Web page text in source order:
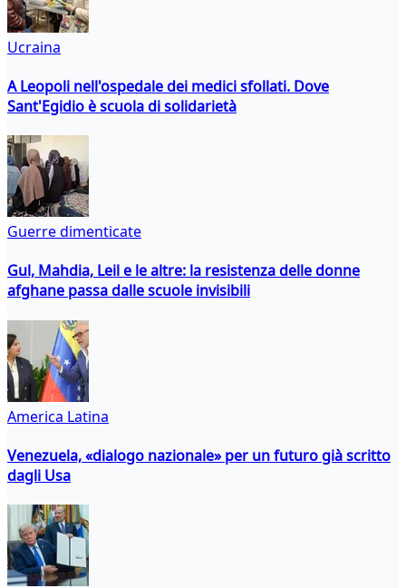
Ucraina
A Leopoli nell'ospedale dei medici sfollati. Dove
Sant'Egidio è scuola di solidarietà
Guerre dimenticate
Gul, Mahdia, Leil e le altre: la resistenza delle donne
afghane passa dalle scuole invisibili
America Latina
Venezuela, «dialogo nazionale» per un futuro già scritto
dagli Usa